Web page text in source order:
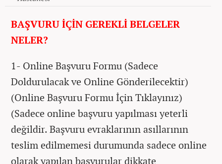
BAŞVURU İÇİN GEREKLİ BELGELER
NELER?
1- Online Başvuru Formu (Sadece
Doldurulacak ve Online Gönderilecektir)
(Online Başvuru Formu İçin Tıklayınız)
(Sadece online başvuru yapılması yeterli
değildir. Başvuru evraklarının asıllarının
teslim edilmemesi durumunda sadece online
olarak yapılan başvurular dikkate